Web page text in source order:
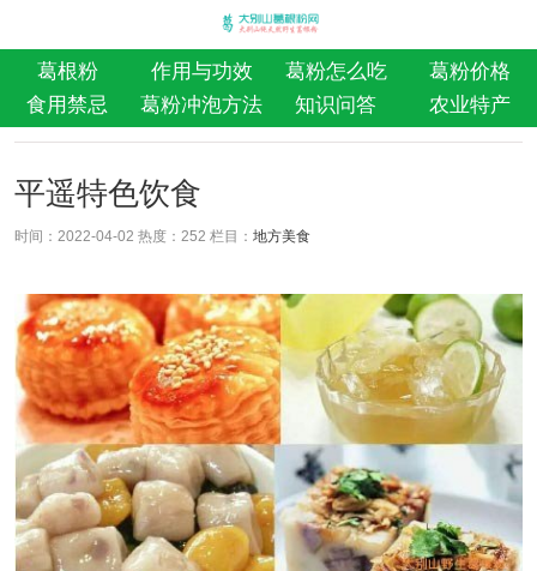
葛根粉 作用与功效 葛粉怎么吃
葛粉价格
食用禁忌
葛粉冲泡方法 知识问答 农业特产
平遥特色饮食
时间：2022-04-02 热度： 252 栏目： 地方美食